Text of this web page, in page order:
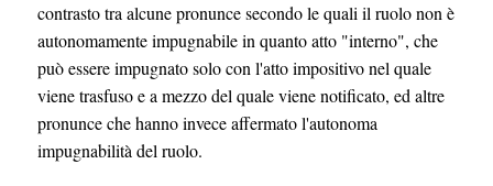
contrasto tra alcune pronunce secondo le quali il ruolo non è
autonomamente impugnabile in quanto atto "interno", che
può essere impugnato solo con l'atto impositivo nel quale
viene trasfuso e a mezzo del quale viene notificato, ed altre
pronunce che hanno invece affermato l'autonoma
impugnabilità del ruolo.